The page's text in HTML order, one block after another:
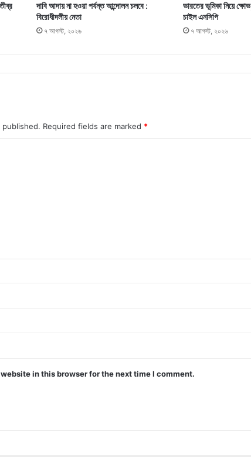
দাবি আদায় না হওয়া পর্যন্ত আন্দোলন চলবে :
বিরোধীদলীয় নেতা
৭ আগস্ট, ২০২৬
ভারতের ভূমিকা নিয়ে
চাইল এনসিপি
৭ আগস্ট, ২০২৬
Required fields are marked *
in this browser for the next time I comment.